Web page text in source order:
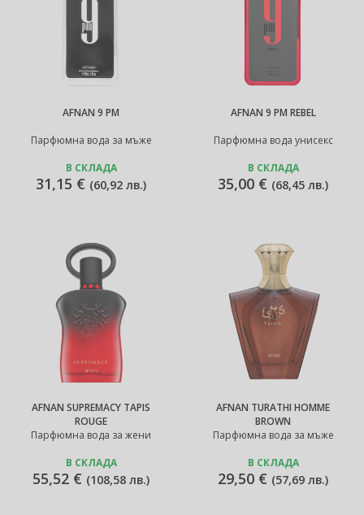
AFNAN 9 PM
Парфюмна вода за мъже
В СКЛАДА
31,15 € (60,92 лв.)
AFNAN 9 PM REBEL
Парфюмна вода унисекс
В СКЛАДА
35,00 € (68,45 лв.)
AFNAN SUPREMACY TAPIS
ROUGE
Парфюмна вода за жени
В СКЛАДА
55,52 € (108,58 лв.)
AFNAN TURATHI HOMME
BROWN
Парфюмна вода за мъже
В СКЛАДА
29,50 € (57,69 лв.)